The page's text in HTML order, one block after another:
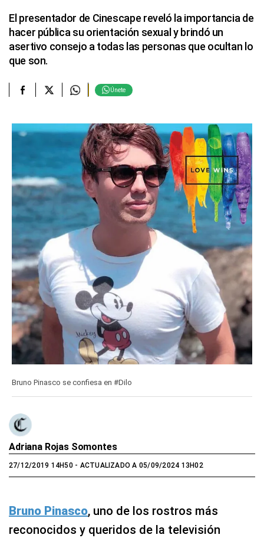
El presentador de Cinescape reveló la importancia de
hacer pública su orientación sexual y brindó un
asertivo consejo a todas las personas que ocultan lo
que son.
Únete
Bruno Pinasco se confiesa en #Dilo
Adriana Rojas Somontes
27/12/2019 14H50- ACTUALIZADO A 05/09/2024 13H02
Bruno Pinasco, uno de los rostros más
reconocidos y queridos de la televisión